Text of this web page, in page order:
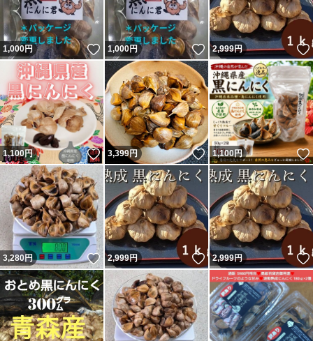
1,000円 いいね！
1,000円 いいね！
2,999円
1,100円 いいね！
3,399円 いいね！
1,100 円
3,280円 いいね！
2,999円 いいね！
2,999円